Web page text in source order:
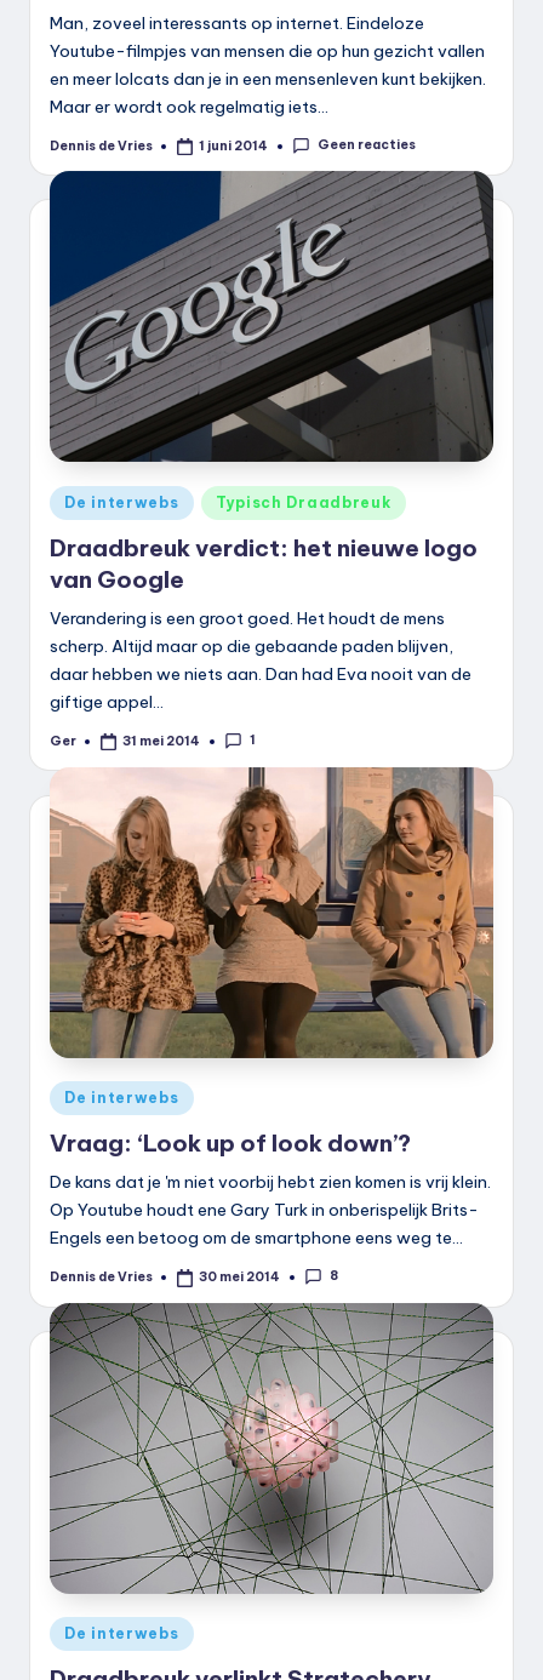
Man, zoveel interessants op internet. Eindeloze
Youtube-filmpjes van mensen die op hun gezicht vallen
en meer lolcats dan je in een mensenleven kunt bekijken.
Maar er wordt ook regelmatig iets…
Geplaatst
Dennis de Vries 1 juni 2014 Geen reacties
Geplaatst
in
De interwebs Typisch Draadbreuk
Draadbreuk verdict: het nieuwe logo
van Google
Verandering is een groot goed. Het houdt de mens
scherp. Altijd maar op die gebaande paden blijven,
daar hebben we niets aan. Dan had Eva nooit van de
giftige appel…
Geplaatst
Ger 31 mei 2014 1
Geplaatst
in
De interwebs
Vraag: ‘Look up of look down’?
De kans dat je 'm niet voorbij hebt zien komen is vrij klein.
Op Youtube houdt ene Gary Turk in onberispelijk Brits-
Engels een betoog om de smartphone eens weg te…
Geplaatst
Dennis de Vries 30 mei 2014 8
Geplaatst
in
De interwebs